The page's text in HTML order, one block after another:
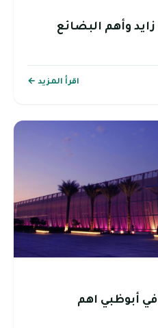
وأهم البضائع
اقرأ المزيد ←
أبوظبي اهم